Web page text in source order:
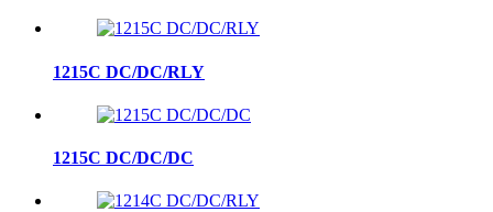
1215C DC/DC/RLY
1215C DC/DC/DC